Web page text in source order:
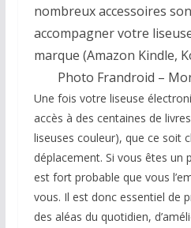
nombreux accessoires
accompagner votre
marque (Amazon Kindle,
Photo Frandroid –
Une fois votre liseuse
accès à des centaines de
liseuses couleur), que ce soit
déplacement. Si vous êtes un
est fort probable que vous
vous. Il est donc essentiel de
des aléas du quotidien,